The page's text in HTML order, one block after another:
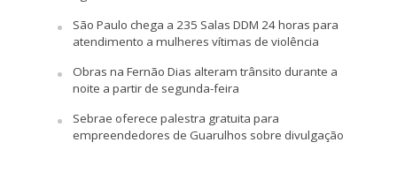
São Paulo chega a 235 Salas DDM 24 horas para
atendimento a mulheres vítimas de violência
Obras na Fernão Dias alteram trânsito durante a
noite a partir de segunda-feira
Sebrae oferece palestra gratuita para
empreendedores de Guarulhos sobre divulgação